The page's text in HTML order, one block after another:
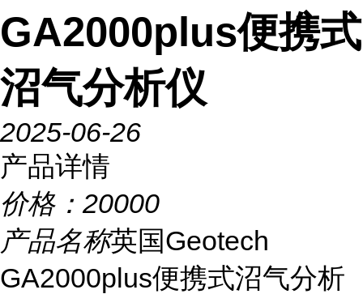
GA2000plus便携式
沼气分析仪
2025-06-26
产品详情
价格： 20000
产品名称英国Geotech
GA2000plus便携式沼气分析